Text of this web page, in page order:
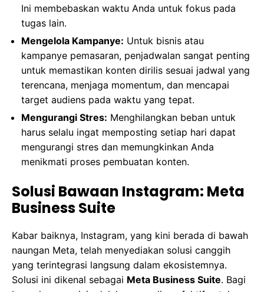
Ini membebaskan waktu Anda untuk fokus pada
tugas lain.
Mengelola Kampanye: Untuk bisnis atau
kampanye pemasaran, penjadwalan sangat penting
untuk memastikan konten dirilis sesuai jadwal yang
terencana, menjaga momentum, dan mencapai
target audiens pada waktu yang tepat.
Mengurangi Stres: Menghilangkan beban untuk
harus selalu ingat memposting setiap hari dapat
mengurangi stres dan memungkinkan Anda
menikmati proses pembuatan konten.
Solusi Bawaan Instagram: Meta
Business Suite
Kabar baiknya, Instagram, yang kini berada di bawah
naungan Meta, telah menyediakan solusi canggih
yang terintegrasi langsung dalam ekosistemnya.
Solusi ini dikenal sebagai Meta Business Suite. Bagi